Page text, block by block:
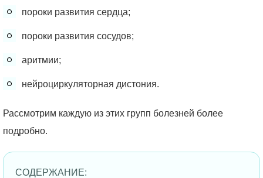
пороки развития сердца;
пороки развития сосудов;
аритмии;
нейроциркуляторная дистония.
Рассмотрим каждую из этих групп болезней более
подробно.
СОДЕРЖАНИЕ: